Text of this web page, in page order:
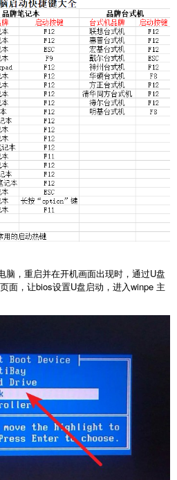
脑，重启并在开机画面出现时，通过U盘
面，让bios设置U盘启动，进入winpe 主